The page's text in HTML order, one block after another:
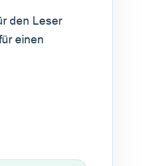
den Leser
einen